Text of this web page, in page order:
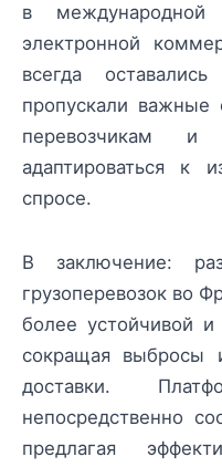
в международной
электронной
всегда
пропускали важные
перевозчикам и
адаптироваться к
спросе.
В заключение:
грузоперевозок во
более устойчивой и
сокращая выбросы
доставки.
непосредственно
предлагая